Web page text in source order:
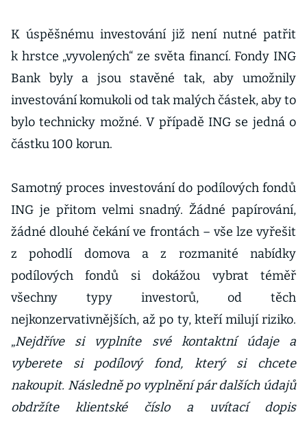
K úspěšnému investování již není nutné patřit
k hrstce „vyvolených“ ze světa financí. Fondy ING
Bank byly a jsou stavěné tak, aby umožnily
investování komukoli od tak malých částek, aby to
bylo technicky možné. V případě ING se jedná o
částku 100 korun.
Samotný proces investování do podílových fondů
ING je přitom velmi snadný. Žádné papírování,
žádné dlouhé čekání ve frontách – vše lze vyřešit
z pohodlí domova a z rozmanité nabídky
podílových fondů si dokážou vybrat téměř
všechny typy investorů, od těch
nejkonzervativnějších, až po ty, kteří milují riziko.
„Nejdříve si vyplníte své kontaktní údaje a
vyberete si podílový fond, který si chcete
nakoupit. Následně po vyplnění pár dalších údajů
obdržíte klientské číslo a uvítací dopis